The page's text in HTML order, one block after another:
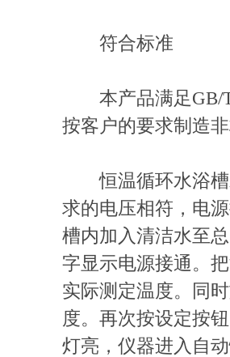
符合标准
本产品满足GB/
按客户的要求制造
恒温循环水浴槽
求的电压相符，电
槽内加入清洁水至
字显示电源接通。
实际测定温度。同
度。再次按设定按
灯亮，仪器进入自